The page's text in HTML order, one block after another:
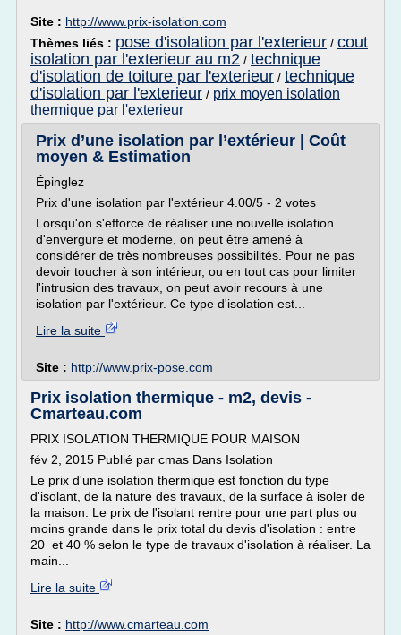
Site : http://www.prix-isolation.com
Thèmes liés : pose d'isolation par l'exterieur / cout
isolation par l'exterieur au m2 / technique
d'isolation de toiture par l'exterieur / technique
d'isolation par l'exterieur / prix moyen isolation
thermique par l'exterieur
Prix d’une isolation par l’extérieur | Coût
moyen & Estimation
Épinglez
Prix d'une isolation par l'extérieur 4.00/5 - 2 votes
Lorsqu'on s'efforce de réaliser une nouvelle isolation
d'envergure et moderne, on peut être amené à
considérer de très nombreuses possibilités. Pour ne pas
devoir toucher à son intérieur, ou en tout cas pour limiter
l'intrusion des travaux, on peut avoir recours à une
isolation par l'extérieur. Ce type d'isolation est...
Lire la suite
Site : http://www.prix-pose.com
Prix isolation thermique - m2, devis -
Cmarteau.com
PRIX ISOLATION THERMIQUE POUR MAISON
fév 2, 2015 Publié par cmas Dans Isolation
Le prix d'une isolation thermique est fonction du type
d'isolant, de la nature des travaux, de la surface à isoler de
la maison. Le prix de l'isolant rentre pour une part plus ou
moins grande dans le prix total du devis d'isolation : entre
20 et 40 % selon le type de travaux d'isolation à réaliser. La
main...
Lire la suite
Site : http://www.cmarteau.com